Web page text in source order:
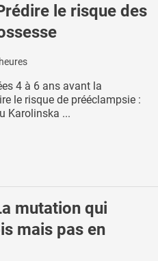
le risque des
4 à 6 ans avant la
le risque de prééclampsie :
Karolinska ...
mutation qui
mais pas en